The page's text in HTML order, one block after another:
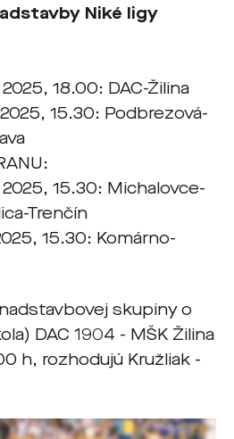
Niké ligy
18.00: DAC-Žilina
15.30: Podbrezová-
15.30: Michalovce-
Trenčín
15.30: Komárno-
skupiny o
DAC 1904 - MŠK Žilina
h, rozhodujú Kružliak -